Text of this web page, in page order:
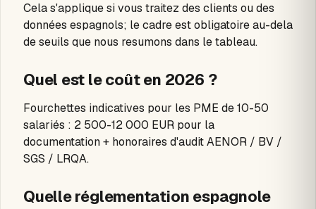
Cela s'applique si vous traitez des clients ou des
données espagnols; le cadre est obligatoire au-dela
de seuils que nous resumons dans le tableau.
Quel est le coût en 2026 ?
Fourchettes indicatives pour les PME de 10-50
salariés : 2 500-12 000 EUR pour la
documentation + honoraires d'audit AENOR / BV /
SGS / LRQA.
Quelle réglementation espagnole